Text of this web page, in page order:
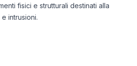
fisici e strutturali destinati alla
intrusioni.